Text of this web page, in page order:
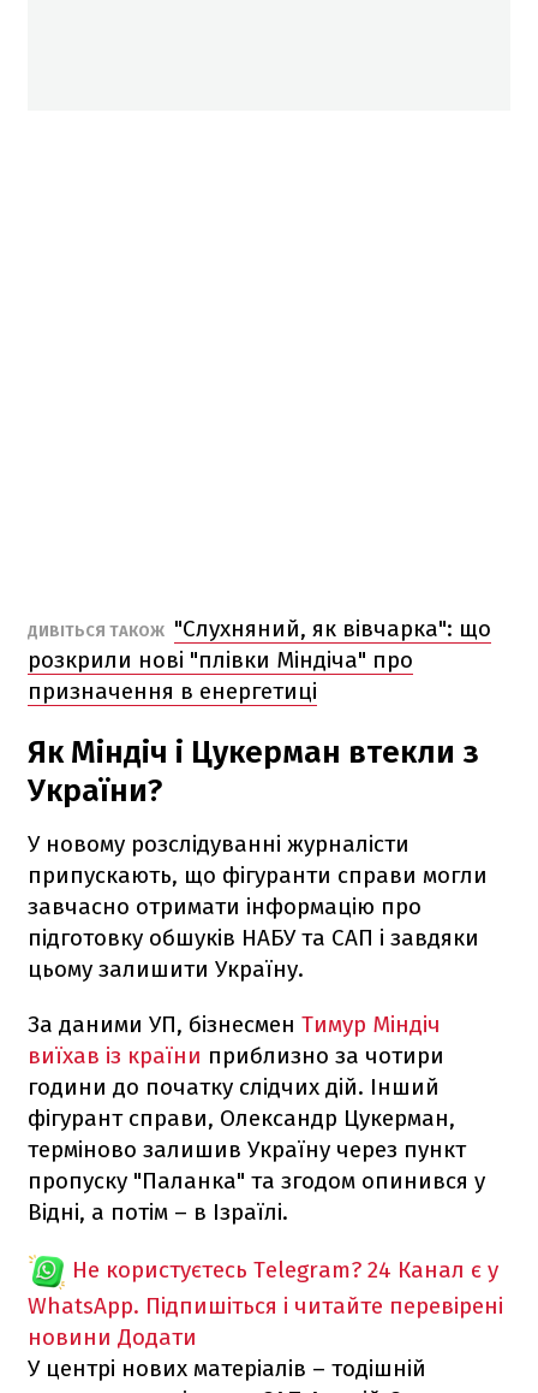
ДИВІТЬСЯ ТАКОЖ "Слухняний, як вівчарка": що
розкрили нові "плівки Міндіча" про
призначення в енергетиці
Як Міндіч і Цукерман втекли з
України?
У новому розслідуванні журналісти
припускають, що фігуранти справи могли
завчасно отримати інформацію про
підготовку обшуків НАБУ та САП і завдяки
цьому залишити Україну.
За даними УП, бізнесмен Тимур Міндіч
виїхав із країни приблизно за чотири
години до початку слідчих дій. Інший
фігурант справи, Олександр Цукерман,
терміново залишив Україну через пункт
пропуску "Паланка" та згодом опинився у
Відні, а потім – в Ізраїлі.
Не користуєтесь Telegram? 24 Канал є у
WhatsApp. Підпишіться і читайте перевірені
новини Додати
У центрі нових матеріалів – тодішній